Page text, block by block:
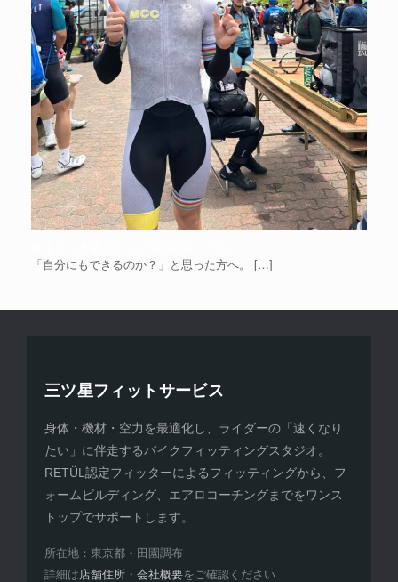
「自分にもできるのか？」と思った方へ。 […]
三ツ星フィットサービス
身体・機材・空力を最適化し、ライダーの「速くなり
たい」に伴走するバイクフィッティングスタジオ。
RETÜL認定フィッターによるフィッティングから、フ
ォームビルディング、エアロコーチングまでをワンス
トップでサポートします。
所在地：東京都・田園調布
詳細は 店舗住所 ・ 会社概要をご確認ください